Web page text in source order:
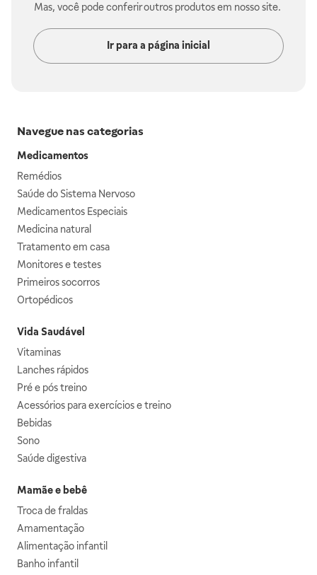
Mas, você pode conferir outros produtos em nosso site.
Ir para a página inicial
Navegue nas categorias
Medicamentos
Remédios
Saúde do Sistema Nervoso
Medicamentos Especiais
Medicina natural
Tratamento em casa
Monitores e testes
Primeiros socorros
Ortopédicos
Vida Saudável
Vitaminas
Lanches rápidos
Pré e pós treino
Acessórios para exercícios e treino
Bebidas
Sono
Saúde digestiva
Mamãe e bebê
Troca de fraldas
Amamentação
Alimentação infantil
Banho infantil